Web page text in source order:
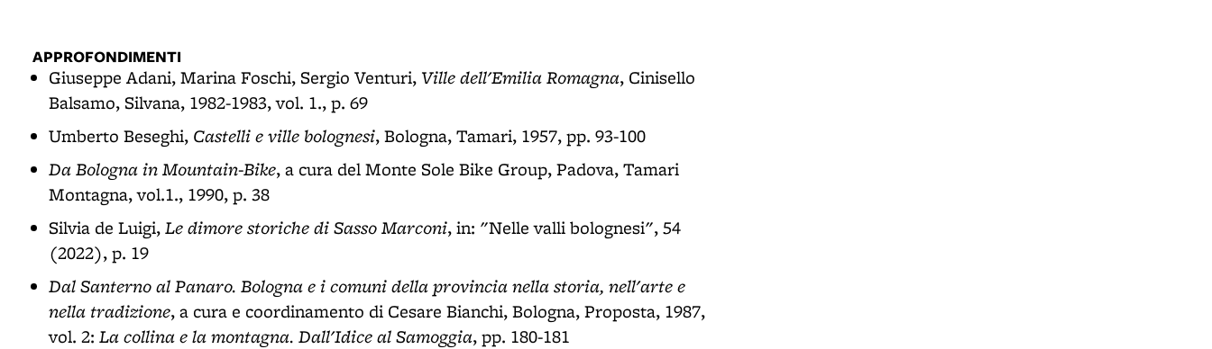
APPROFONDIMENTI
Giuseppe Adani, Marina Foschi, Sergio Venturi, Ville dell'Emilia Romagna, Cinisello
Balsamo, Silvana, 1982-1983, vol. 1., p. 69
Umberto Beseghi, Castelli e ville bolognesi, Bologna, Tamari, 1957, pp. 93-100
Da Bologna in Mountain-Bike, a cura del Monte Sole Bike Group, Padova, Tamari
Montagna, vol.1., 1990, p. 38
Silvia de Luigi,Le dimore storiche di Sasso Marconi, in: "Nelle valli bolognesi", 54
(2022), p. 19
Dal Santerno al Panaro. Bologna e i comuni della provincia nella storia, nell'arte e
nella tradizione, a cura e coordinamento di Cesare Bianchi, Bologna, Proposta, 1987,
vol. 2: La collina e la montagna. Dall'Idice al Samoggia, pp. 180-181